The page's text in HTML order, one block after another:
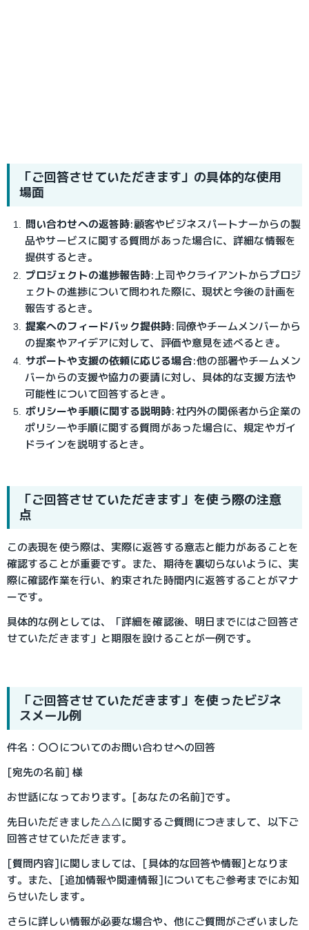
「ご回答させていただきます」の具体的な使用
場面
問い合わせへの返答時:顧客やビジネスパートナーからの製
品やサービスに関する質問があった場合に、詳細な情報を
提供するとき。
プロジェクトの進捗報告時:上司やクライアントからプロジ
ェクトの進捗について問われた際に、現状と今後の計画を
報告するとき。
提案へのフィードバック提供時:同僚やチームメンバーから
の提案やアイデアに対して、評価や意見を述べるとき。
サポートや支援の依頼に応じる場合:他の部署やチームメン
バーからの支援や協力の要請に対し、具体的な支援方法や
可能性について回答するとき。
ポリシーや手順に関する説明時:社内外の関係者から企業の
ポリシーや手順に関する質問があった場合に、規定やガイ
ドラインを説明するとき。
「ご回答させていただきます」を使う際の注意
点
この表現を使う際は、実際に返答する意志と能力があることを
確認することが重要です。また、期待を裏切らないように、実
際に確認作業を行い、約束された時間内に返答することがマナ
ーです。
具体的な例としては、「詳細を確認後、明日までにはご回答さ
せていただきます」と期限を設けることが一例です。
「ご回答させていただきます」を使ったビジネ
スメール例
件名：〇〇についてのお問い合わせへの回答
[宛先の名前] 様
お世話になっております。[あなたの名前]です。
先日いただきました△△に関するご質問につきまして、以下ご
回答させていただきます。
[質問内容]に関しましては、[具体的な回答や情報]となりま
す。また、[追加情報や関連情報]についてもご参考までにお知
らせいたします。
さらに詳しい情報が必要な場合や、他にご質問がございました